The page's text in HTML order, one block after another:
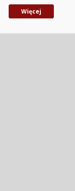
Więcej